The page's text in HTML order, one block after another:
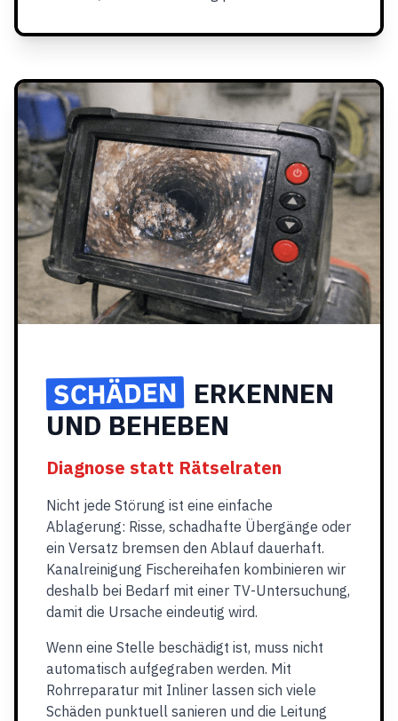
SCHÄDEN ERKENNEN
UND BEHEBEN
Diagnose statt Rätselraten
Nicht jede Störung ist eine einfache
Ablagerung: Risse, schadhafte Übergänge oder
ein Versatz bremsen den Ablauf dauerhaft.
Kanalreinigung Fischereihafen kombinieren wir
deshalb bei Bedarf mit einer TV-Untersuchung,
damit die Ursache eindeutig wird.
Wenn eine Stelle beschädigt ist, muss nicht
automatisch aufgegraben werden. Mit
Rohrreparatur mit Inliner lassen sich viele
Schäden punktuell sanieren und die Leitung